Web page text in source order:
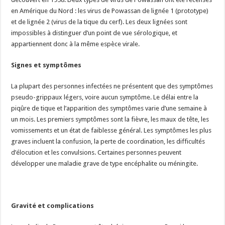
en Amérique du Nord : les virus de Powassan de lignée 1 (prototype)
et de lignée 2 (virus de la tique du cerf). Les deux lignées sont
impossibles à distinguer d’un point de vue sérologique, et
appartiennent donc à la même espèce virale.
Signes et symptômes
La plupart des personnes infectées ne présentent que des symptômes
pseudo-grippaux légers, voire aucun symptôme. Le délai entre la
piqûre de tique et l’apparition des symptômes varie d’une semaine à
un mois. Les premiers symptômes sont la fièvre, les maux de tête, les
vomissements et un état de faiblesse général. Les symptômes les plus
graves incluent la confusion, la perte de coordination, les difficultés
d’élocution et les convulsions. Certaines personnes peuvent
développer une maladie grave de type encéphalite ou méningite.
Gravité et complications